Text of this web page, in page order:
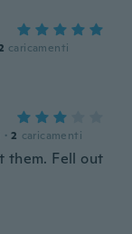
caricamenti
· 2 caricamenti
them. Fell out